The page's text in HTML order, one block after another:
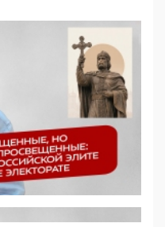
России, но
определять
Минцифры намерено
право
объекты от
борца с